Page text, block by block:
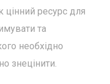
цінний ресурс для
та
необхідно
знецінити.